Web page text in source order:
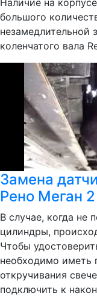
Наличие на
большого
незамедлительной
коленчатого вала
Замена
Рено Меган 2
В случае, когда не
цилиндры,
Чтобы
необходимо иметь
откручивания
подключить к